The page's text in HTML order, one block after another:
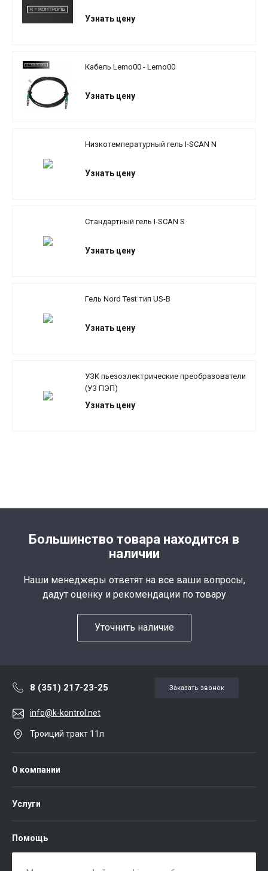
Узнать цену
Кабель Lemo00 - Lemo00
Узнать цену
Низкотемпературный гель I-SCAN N
Узнать цену
Стандартный гель I-SCAN S
Узнать цену
Гель Nord Test тип US-B
Узнать цену
УЗК пьезоэлектрические преобразователи
(УЗ ПЭП)
Узнать цену
Большинство товара находится в
наличии
Наши менеджеры ответят на все ваши вопросы,
дадут оценку и рекомендации по товару
Уточнить наличие
8 (351) 217-23-25 Заказать звонок
info@k-kontrol.net
Троиций тракт 11л
О компании
Услуги
Помощь